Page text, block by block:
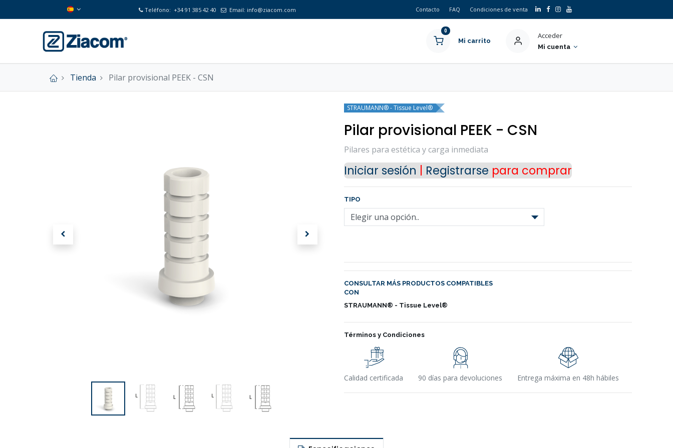
Teléfono: +34 91 385 42 40 Email: info@ziacom.com Contacto FAQ Condiciones de venta
0
Mi carrito
Acceder
Mi cuenta
Tienda Pilar provisional PEEK - CSN
STRAUMANN® - Tissue Level®
Pilar provisional PEEK - CSN
Pilares para estética y carga inmediata
Iniciar sesión | Registrarse para comprar
TIPO
CONSULTAR MÁS PRODUCTOS COMPATIBLES
CON
STRAUMANN® - Tissue Level®
Términos y Condiciones
Calidad certificada 90 días para devoluciones Entrega máxima en 48h hábiles